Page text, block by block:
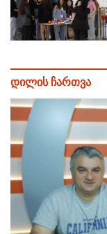
დილის ჩართვა